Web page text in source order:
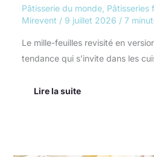
Pâtisserie du monde, Pâtisseries
Mirevent / 9 juillet 2026 / 7
Le mille-feuilles revisité en
tendance qui s’invite dans les
Lire la suite